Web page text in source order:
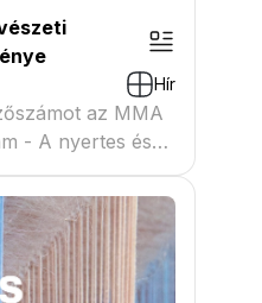
Hír
az MMA
- A nyertes és
megtekinthető